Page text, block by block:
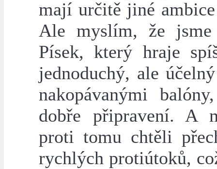
mají určitě jiné
Ale myslím, že
Písek, který hraje
jednoduchý, ale
nakopávanými
dobře připravení. A
proti tomu chtěli
rychlých protiútoků,